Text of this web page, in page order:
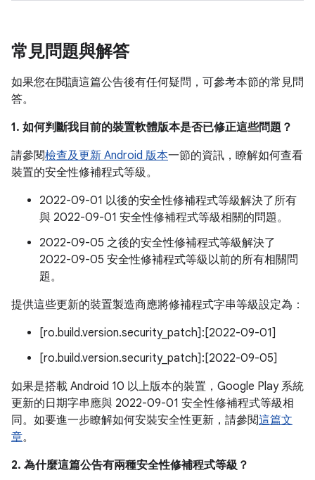
常見問題與解答
如果您在閱讀這篇公告後有任何疑問，可參考本節的常見問
答。
1. 如何判斷我目前的裝置軟體版本是否已修正這些問題？
請參閱檢查及更新 Android 版本一節的資訊，瞭解如何查看
裝置的安全性修補程式等級。
2022-09-01 以後的安全性修補程式等級解決了所有
與 2022-09-01 安全性修補程式等級相關的問題。
2022-09-05 之後的安全性修補程式等級解決了
2022-09-05 安全性修補程式等級以前的所有相關問
題。
提供這些更新的裝置製造商應將修補程式字串等級設定為：
[ro.build.version.security_patch]:[2022-09-01]
[ro.build.version.security_patch]:[2022-09-05]
如果是搭載 Android 10 以上版本的裝置，Google Play 系統
更新的日期字串應與 2022-09-01 安全性修補程式等級相
同。如要進一步瞭解如何安裝安全性更新，請參閱這篇文
章。
2. 為什麼這篇公告有兩種安全性修補程式等級？